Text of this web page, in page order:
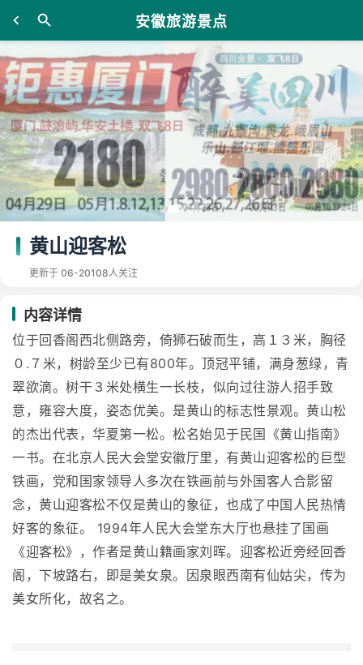
安徽旅游景点
黄山迎客松
更新于 06-20108人关注
内容详情
位于回香阁西北侧路旁，倚狮石破而生，高１３米，胸径
０.７米，树龄至少已有800年。顶冠平铺，满身葱绿，青
翠欲滴。树干３米处横生一长枝，似向过往游人招手致
意，雍容大度，姿态优美。是黄山的标志性景观。黄山松
的杰出代表，华夏第一松。松名始见于民国《黄山指南》
一书。在北京人民大会堂安徽厅里，有黄山迎客松的巨型
铁画，党和国家领导人多次在铁画前与外国客人合影留
念，黄山迎客松不仅是黄山的象征，也成了中国人民热情
好客的象征。 1994年人民大会堂东大厅也悬挂了国画
《迎客松》，作者是黄山籍画家刘晖。迎客松近旁经回香
阁，下坡路右，即是美女泉。因泉眼西南有仙姑尖，传为
美女所化，故名之。